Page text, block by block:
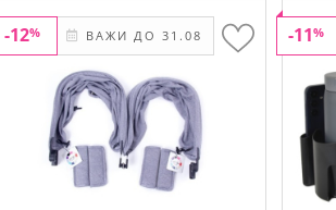
ВАЖИ ДО 31.08
-12% -11%